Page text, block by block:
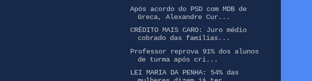
Após acordo do PSD com MDB de
Greca, Alexandre Cur...
CRÉDITO MAIS CARO: Juro médio
cobrado das famílias...
Professor reprova 91% dos alunos
de turma após cri...
LEI MARIA DA PENHA: 54% das